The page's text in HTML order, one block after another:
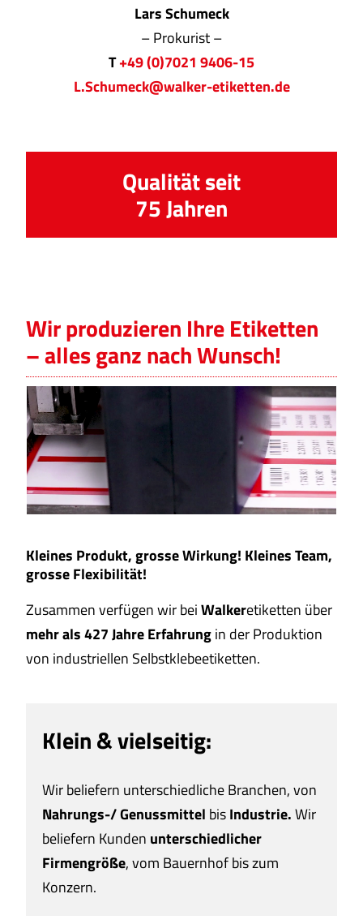
Lars Schumeck
– Prokurist –
T+49 (0)7021 9406-15
L.Schumeck@walker-etiketten.de
Qualität seit
75 Jahren
Wir produzieren Ihre Etiketten
– alles ganz nach Wunsch!
Kleines Produkt,grosse Wirkung! Kleines Team,
grosse Flexibilität!
Zusammen verfügen wir beiWalkeretiketten über
mehr als 427 Jahre Erfahrungin der Produktion
von industriellen Selbstklebeetiketten.
Klein & vielseitig:
Wir beliefern unterschiedliche Branchen, von
Nahrungs-/ Genussmittel bisIndustrie.Wir
beliefern Kunden unterschiedlicher
Firmengröße, vom Bauernhofbis zum
Konzern.